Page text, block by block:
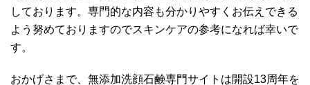
しております。専門的な内容も分かりやすくお伝えできる
よう努めておりますのでスキンケアの参考になれば幸いで
す。
おかげさまで、無添加洗顔石鹸専門サイトは開設13周年を